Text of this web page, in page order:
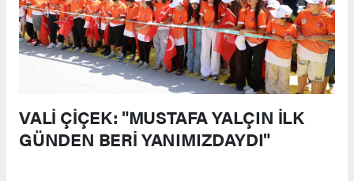
VALİ ÇİÇEK: "MUSTAFA YALÇIN İLK
GÜNDEN BERİ YANIMIZDAYDI"